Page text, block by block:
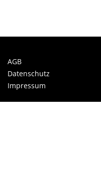
AGB
Datenschutz
Impressum